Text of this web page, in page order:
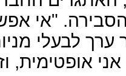
הסבירה. "אי
ערך לבעלי
אופטימית,